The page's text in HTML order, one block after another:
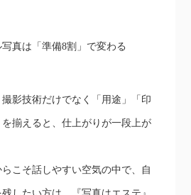
真は「準備8割」で変わる
影技術だけでなく「用途」「印
揃えると、仕上がりが一段上が
こそ話しやすい空気の中で、自